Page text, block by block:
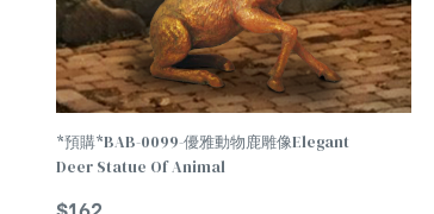
*預購*BAB-0099-優雅動物鹿雕像Elegant
Deer Statue Of Animal
$162